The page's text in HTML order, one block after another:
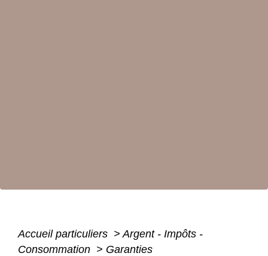
Accueil particuliers > Argent - Impôts -
Consommation > Garanties